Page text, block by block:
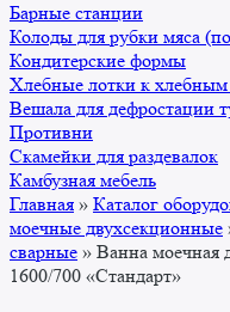
Барные станции
Колоды для рубки мяса
Кондитерские формы
Хлебные лотки к
Вешала для дефростации
Противни
Скамейки для раздевалок
Камбузная мебель
Главная » Каталог
моечные двухсекционные
сварные » Ванна моечная
1600/700 «Стандарт»